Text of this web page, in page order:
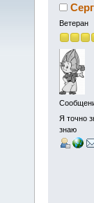
Ветеран
Я точно
знаю